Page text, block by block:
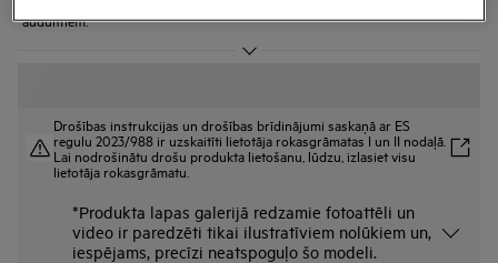
audumiem.
Drošības instrukcijas un drošības brīdinājumi saskaņā ar ES
regulu 2023/988 ir uzskaitīti lietotāja rokasgrāmatas I un II nodaļā.
Lai nodrošinātu drošu produkta lietošanu, lūdzu, izlasiet visu
lietotāja rokasgrāmatu.
*Produkta lapas galerijā redzamie fotoattēli un
video ir paredzēti tikai ilustratīviem nolūkiem un,
iespējams, precīzi neatspoguļo šo modeli.